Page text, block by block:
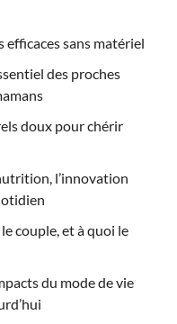
sans matériel
des proches
doux pour chérir
l’innovation
couple, et à quoi le
du mode de vie